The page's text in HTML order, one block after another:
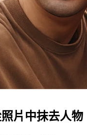
片中抹去人物